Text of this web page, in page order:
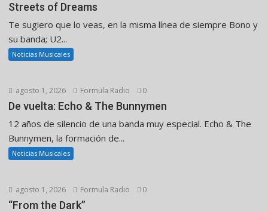
Streets of Dreams
Te sugiero que lo veas, en la misma línea de siempre Bono y
su banda; U2...
Noticias Musicales
agosto 1, 2026 Formula Radio 0
De vuelta: Echo & The Bunnymen
12 años de silencio de una banda muy especial. Echo & The
Bunnymen, la formación de...
Noticias Musicales
agosto 1, 2026 Formula Radio 0
“From the Dark”